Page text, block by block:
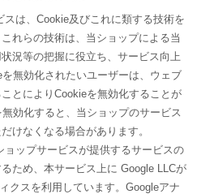
スは、Cookie及びこれに類する技術を
れらの技術は、当ショップによる当
況等の把握に役立ち、サービス向上
無効化されたいユーザーは、ウェブ
とによりCookieを無効化することが
効化すると、当ショップのサービス
けなくなる場合があります。
ョップサービスが提供するサービスの
ため、本サービス上に Google LLCが
クスを利用しています。Googleアナ